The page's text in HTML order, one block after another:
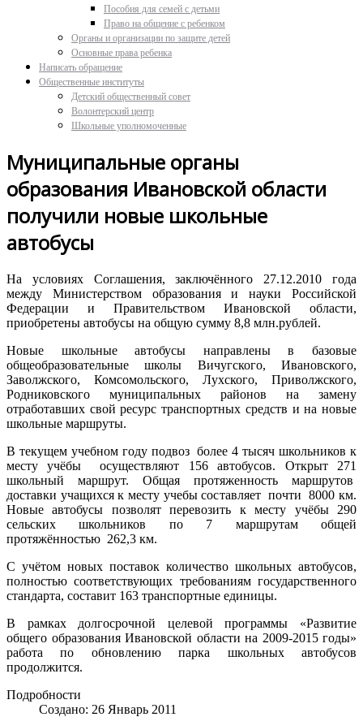
Пособия для семей с детьми
Право на общение с ребенком
Органы и организации по защите детей
Основные права ребенка
Написать обращение
Общественные институты
Детский общественный совет
Волонтерский центр
Школьные уполномоченные
Муниципальные органы
образования Ивановской области
получили новые школьные
автобусы
На условиях Соглашения, заключённого 27.12.2010 года
между Министерством образования и науки Российской
Федерации и Правительством Ивановской области,
приобретены автобусы на общую сумму 8,8 млн.рублей.
Новые школьные автобусы направлены в базовые
общеобразовательные школы Вичугского, Ивановского,
Заволжского, Комсомольского, Лухского, Приволжского,
Родниковского муниципальных районов на замену
отработавших свой ресурс транспортных средств и на новые
школьные маршруты.
В текущем учебном году подвоз более 4 тысяч школьников к
месту учёбы осуществляют 156 автобусов. Открыт 271
школьный маршрут. Общая протяженность маршрутов
доставки учащихся к месту учебы составляет почти 8000 км.
Новые автобусы позволят перевозить к месту учёбы 290
сельских школьников по 7 маршрутам общей
протяжённостью 262,3 км.
С учётом новых поставок количество школьных автобусов,
полностью соответствующих требованиям государственного
стандарта, составит 163 транспортные единицы.
В рамках долгосрочной целевой программы «Развитие
общего образования Ивановской области на 2009-2015 годы»
работа по обновлению парка школьных автобусов
продолжится.
Подробности
Создано: 26 Январь 2011